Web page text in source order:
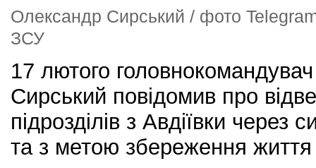
Олександр Сирський / фото
ЗСУ
17 лютого
Сирський повідомив про
підрозділів з Авдіївки через
та з метою збереження життя